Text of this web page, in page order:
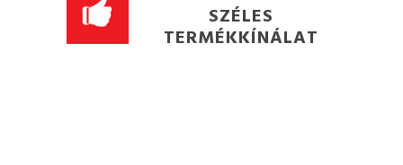
SZÉLES
TERMÉKKÍNÁLAT